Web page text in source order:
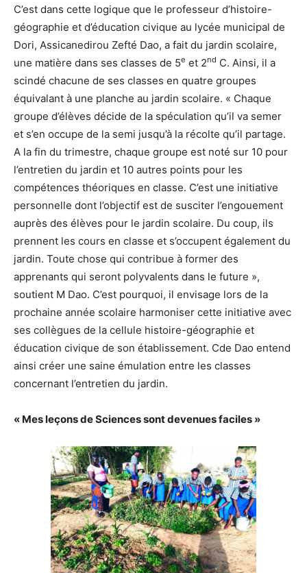
C’est dans cette logique que le professeur d’histoire-
géographie et d’éducation civique au lycée municipal de
Dori, Assicanedirou Zefté Dao, a fait du jardin scolaire,
une matière dans ses classes de 5e et 2nd C. Ainsi, il a
scindé chacune de ses classes en quatre groupes
équivalant à une planche au jardin scolaire. « Chaque
groupe d’élèves décide de la spéculation qu’il va semer
et s’en occupe de la semi jusqu’à la récolte qu’il partage.
A la fin du trimestre, chaque groupe est noté sur 10 pour
l’entretien du jardin et 10 autres points pour les
compétences théoriques en classe. C’est une initiative
personnelle dont l’objectif est de susciter l’engouement
auprès des élèves pour le jardin scolaire. Du coup, ils
prennent les cours en classe et s’occupent également du
jardin. Toute chose qui contribue à former des
apprenants qui seront polyvalents dans le future »,
soutient M Dao. C’est pourquoi, il envisage lors de la
prochaine année scolaire harmoniser cette initiative avec
ses collègues de la cellule histoire-géographie et
éducation civique de son établissement. Cde Dao entend
ainsi créer une saine émulation entre les classes
concernant l’entretien du jardin.
« Mes leçons de Sciences sont devenues faciles »